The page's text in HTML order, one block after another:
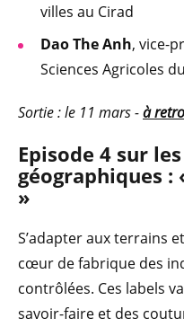
villes au Cirad
Dao The Anh, vice-
Sciences Agricoles
Sortie : le 11 mars -à
Episode 4 sur
géographiques
»
S’adapter aux terrains
cœur de fabrique des
contrôlées. Ces labels
savoir-faire et des